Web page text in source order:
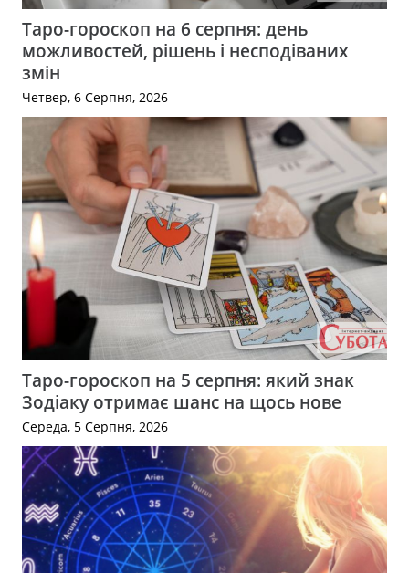
Таро-гороскоп на 6 серпня: день
можливостей, рішень і несподіваних
змін
Четвер, 6 Серпня, 2026
Таро-гороскоп на 5 серпня: який знак
Зодіаку отримає шанс на щось нове
Середа, 5 Серпня, 2026